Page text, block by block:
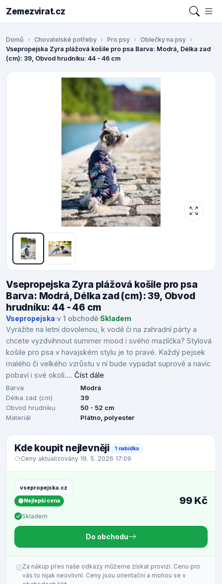
Zemezvirat.cz
Domů Chovatelské potřeby Pro psy
Oblečky na psy
Vsepropejska Zyra plážová košile pro psa Barva: Modrá, Délka zad
(cm): 39, Obvod hrudníku: 44 - 46 cm
Vsepropejska Zyra plážová košile pro psa
Barva: Modrá, Délka zad (cm): 39, Obvod
hrudníku: 44 - 46 cm
Vsepropejska·v 1 obchodě·Skladem
Vyrážíte na letní dovolenou, k vodě či na zahradní párty a
chcete vyzdvihnout summer mood i svého mazlíčka? Stylová
košile pro psa v havajském stylu je to pravé. Každý pejsek
malého či velkého vzrůstu v ní bude vypadat suprově a navíc
pobaví i své okolí.... Číst dále
Barva
Modrá
Délka zad (cm)
39
Obvod hrudníku
50 - 52 cm
Materiál
Plátno, polyester
Kde koupit nejlevněji 1 nabídka
Ceny aktualizovány 19. 5. 2026 17:09
vsepropejska.cz
Nejlepší cena
Skladem
99 Kč
Do obchodu
Za nákup přes naše odkazy můžeme získat provizi. Cenu pro
vás to nijak neovlivní. Ceny jsou orientační a mohou se v